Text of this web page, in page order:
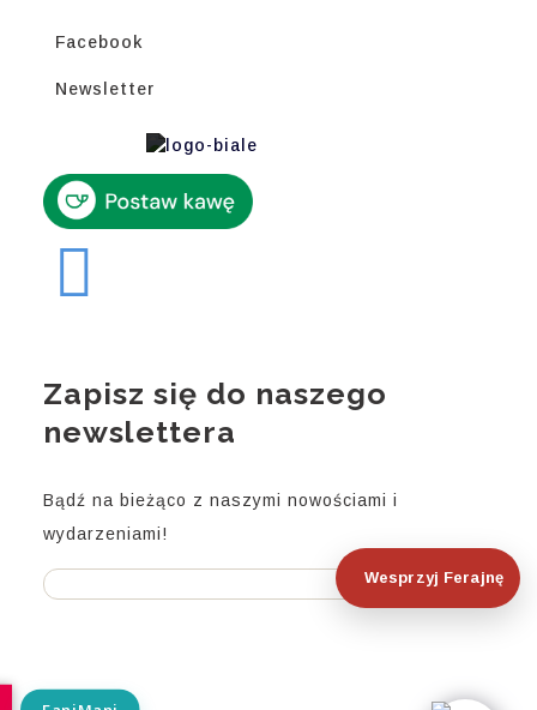
Facebook
Wesprzyj Ferajnę
Newsletter
Zapisz się do naszego
newslettera
Bądź na bieżąco z naszymi nowościami i
wydarzeniami!